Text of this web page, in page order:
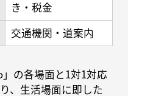
き・税金
交通機関・道案内
の各場面と1対1対応
、生活場面に即した